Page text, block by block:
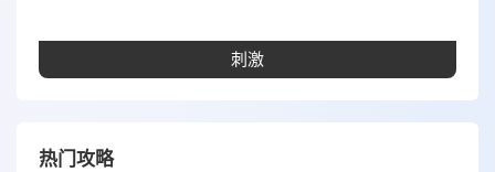
刺激
热门攻略